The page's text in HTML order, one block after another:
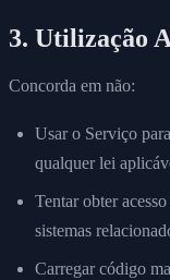
3. Utilização
Concorda em não:
Usar o Serviço
qualquer lei
Tentar obter
sistemas
Carregar código